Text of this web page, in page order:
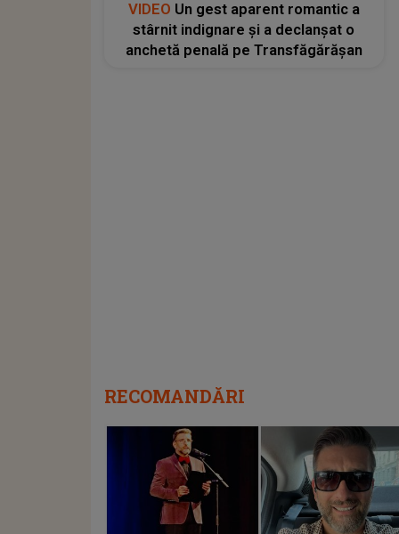
VIDEO Un gest aparent romantic a
stârnit indignare și a declanșat o
anchetă penală pe Transfăgărășan
RECOMANDĂRI